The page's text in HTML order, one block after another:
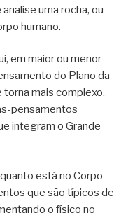
uma rocha, ou
humano.
em maior ou menor
do Plano da
torna mais complexo,
pensamentos
integram o Grande
está no Corpo
que são típicos de
o físico no